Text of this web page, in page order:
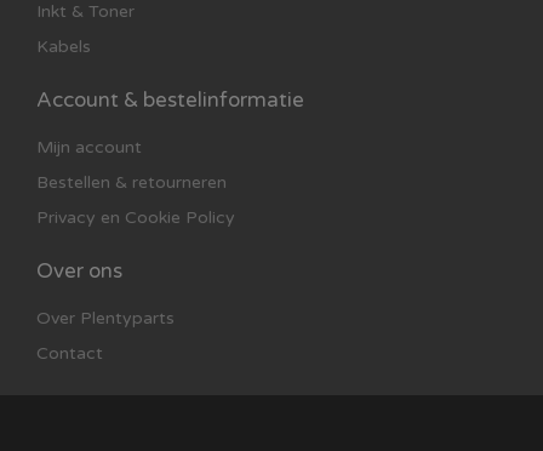
Inkt & Toner
Kabels
Account & bestelinformatie
Mijn account
Bestellen & retourneren
Privacy en Cookie Policy
Over ons
Over Plentyparts
Contact